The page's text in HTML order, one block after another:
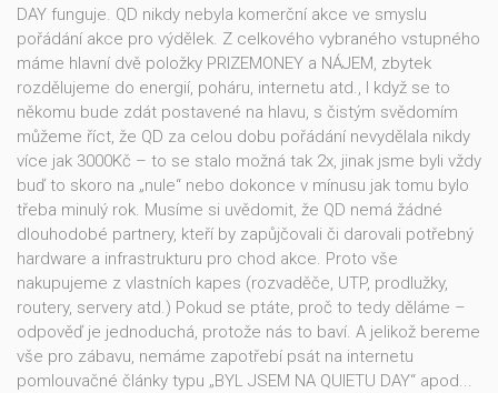
DAY funguje. QD nikdy nebyla komerční akce ve smyslu
pořádání akce pro výdělek. Z celkového vybraného vstupného
máme hlavní dvě položky PRIZEMONEY a NÁJEM, zbytek
rozdělujeme do energií, poháru, internetu atd., I když se to
někomu bude zdát postavené na hlavu, s čistým svědomím
můžeme říct, že QD za celou dobu pořádání nevydělala nikdy
více jak 3000Kč – to se stalo možná tak 2x, jinak jsme byli vždy
buď to skoro na „nule“ nebo dokonce v mínusu jak tomu bylo
třeba minulý rok. Musíme si uvědomit, že QD nemá žádné
dlouhodobé partnery, kteří by zapůjčovali či darovali potřebný
hardware a infrastrukturu pro chod akce. Proto vše
nakupujeme z vlastních kapes (rozvaděče, UTP, prodlužky,
routery, servery atd.) Pokud se ptáte, proč to tedy děláme –
odpověď je jednoduchá, protože nás to baví. A jelikož bereme
vše pro zábavu, nemáme zapotřebí psát na internetu
pomlouvačné články typu „BYL JSEM NA QUIETU DAY“ apod...